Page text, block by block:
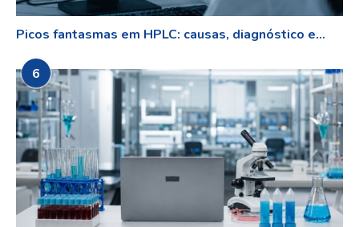
Picos fantasmas em HPLC: causas, diagnóstico e...
6